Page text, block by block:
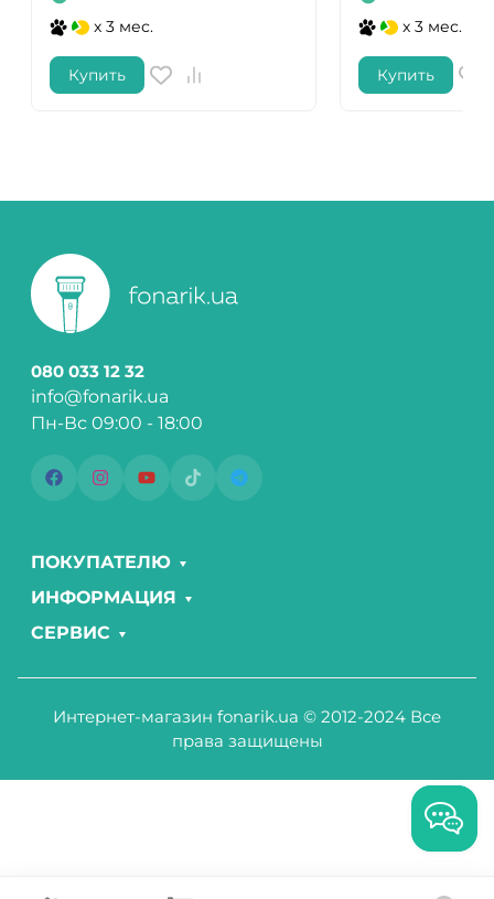
x 3 мес.
Купить
x 3 мес.
Купить
080 033 12 32
info@fonarik.ua
Пн-Вс 09:00 - 18:00
ПОКУПАТЕЛЮ
ИНФОРМАЦИЯ
СЕРВИС
Интернет-магазин fonarik.ua © 2012-2024 Все
права защищены